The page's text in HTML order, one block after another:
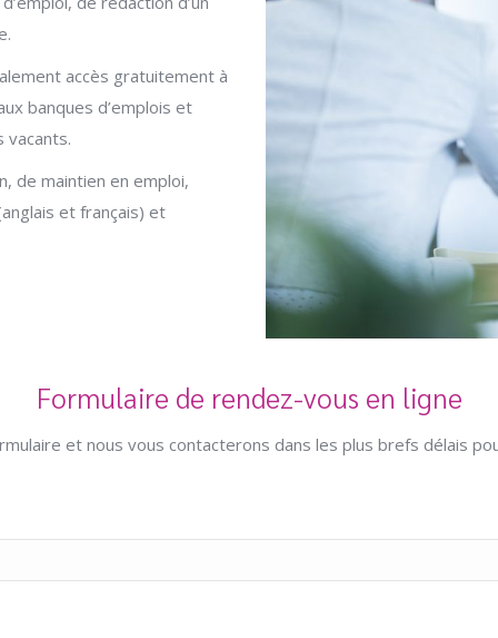
accès gratuitement à
banques d’emplois et
de maintien en emploi,
et français) et
Formulaire de rendez-vous en ligne
et nous vous contacterons dans les plus brefs délais